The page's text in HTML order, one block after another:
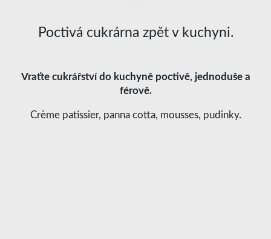
Poctivá cukrárna zpět v kuchyni.
Vraťte cukrářství do kuchyně poctivě, jednoduše a
férově.
Crème patissier, panna cotta, mousses, pudinky.